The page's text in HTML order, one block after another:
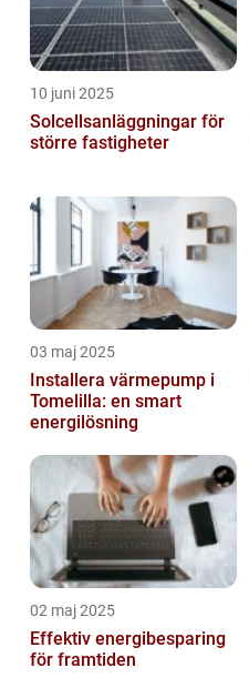
10 juni 2025
Solcellsanläggningar för
större fastigheter
03 maj 2025
Installera värmepump i
Tomelilla: en smart
energilösning
02 maj 2025
Effektiv energibesparing
för framtiden